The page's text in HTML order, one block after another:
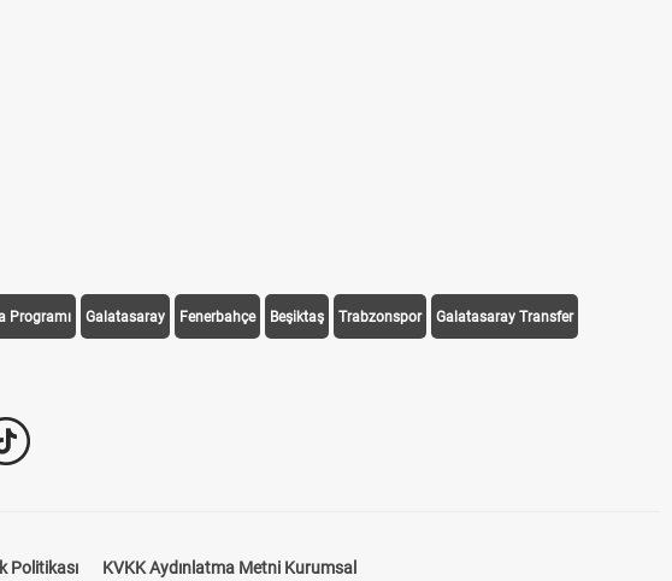
Programı Galatasaray Fenerbahçe Beşiktaş Trabzonspor Galatasaray Transfer
Politikası KVKK Aydınlatma Metni Kurumsal